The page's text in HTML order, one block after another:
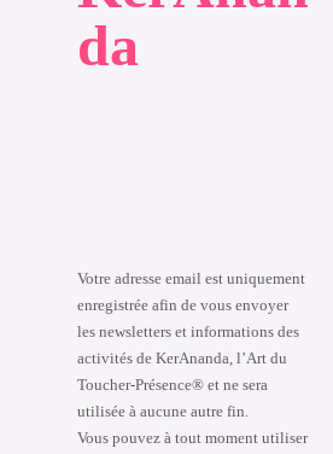
da
Votre adresse email est uniquement
enregistrée afin de vous envoyer
les newsletters et informations des
activités de KerAnanda, l’Art du
Toucher-Présence® et ne sera
utilisée à aucune autre fin.
Vous pouvez à tout moment utiliser